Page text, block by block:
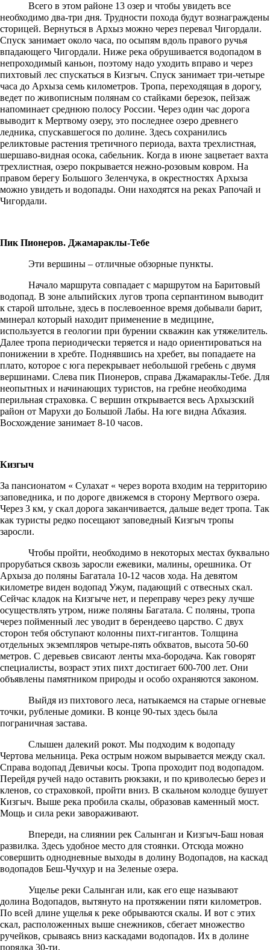
Всего в этом районе 13 озер и чтобы увидеть все
необходимо два-три дня. Трудности похода будут вознаграждены
сторицей. Вернуться в Архыз можно через перевал Чигордали.
Спуск занимает около часа, по осыпям вдоль правого ручья
впадающего Чигордали. Ниже река обрушивается водопадом в
непроходимый каньон, поэтому надо уходить вправо и через
пихтовый лес спускаться в Кизгыч. Спуск занимает три-четыре
часа до Архыза семь километров. Тропа, переходящая в дорогу,
ведет по живописным полянам со стайками березок, пейзаж
напоминает среднюю полосу России. Через один час дорога
выводит к Мертвому озеру, это последнее озеро древнего
ледника, спускавшегося по долине. Здесь сохранились
реликтовые растения третичного периода, вахта трехлистная,
шершаво-видная осока, сабельник. Когда в июне зацветает вахта
трехлистная, озеро покрывается нежно-розовым ковром. На
правом берегу Большого Зеленчука, в окрестностях Архыза
можно увидеть и водопады. Они находятся на реках Рапочай и
Чигордали.
Пик Пионеров. Джамараклы-Тебе
Эти вершины – отличные обзорные пункты.
Начало маршрута совпадает с маршрутом на Баритовый
водопад. В зоне альпийских лугов тропа серпантином выводит
к старой штольне, здесь в послевоенное время добывали барит,
минерал который находит применение в медицине,
используется в геологии при бурении скважин как утяжелитель.
Далее тропа периодически теряется и надо ориентироваться на
понижении в хребте. Поднявшись на хребет, вы попадаете на
плато, которое с юга перекрывает небольшой гребень с двумя
вершинами. Слева пик Пионеров, справа Джамараклы-Тебе. Для
неопытных и начинающих туристов, на гребне необходима
перильная страховка. С вершин открывается весь Архызский
район от Марухи до Большой Лабы. На юге видна Абхазия.
Восхождение занимает 8-10 часов.
Кизгыч
За пансионатом « Сулахат « через ворота входим на территорию
заповедника, и по дороге движемся в сторону Мертвого озера.
Через 3 км, у скал дорога заканчивается, дальше ведет тропа. Так
как туристы редко посещают заповедный Кизгыч тропы
заросли.
Чтобы пройти, необходимо в некоторых местах буквально
прорубаться сквозь заросли ежевики, малины, орешника. От
Архыза до поляны Багатала 10-12 часов хода. На девятом
километре виден водопад Ужум, падающий с отвесных скал.
Сейчас кладок на Кизгыче нет, и переправу через реку лучше
осуществлять утром, ниже поляны Багатала. С поляны, тропа
через пойменный лес уводит в берендеево царство. С двух
сторон тебя обступают колонны пихт-гигантов. Толщина
отдельных экземпляров четыре-пять обхватов, высота 50-60
метров. С деревьев свисают ленты мха-бородача. Как говорят
специалисты, возраст этих пихт достигает 600-700 лет. Они
объявлены памятником природы и особо охраняются законом.
Выйдя из пихтового леса, натыкаемся на старые огневые
точки, рубленые домики. В конце 90-тых здесь была
пограничная застава.
Слышен далекий рокот. Мы подходим к водопаду
Чертова мельница. Река острым ножом вырывается между скал.
Справа водопад Девичьи косы. Тропа проходит под водопадом.
Перейдя ручей надо оставить рюкзаки, и по криволесью берез и
кленов, со страховкой, пройти вниз. В скальном колодце бушует
Кизгыч. Выше река пробила скалы, образовав каменный мост.
Мощь и сила реки завораживают.
Впереди, на слиянии рек Салынган и Кизгыч-Баш новая
развилка. Здесь удобное место для стоянки. Отсюда можно
совершить однодневные выходы в долину Водопадов, на каскад
водопадов Беш-Чучхур и на Зеленые озера.
Ущелье реки Салынган или, как его еще называют
долина Водопадов, вытянуто на протяжении пяти километров.
По всей длине ущелья к реке обрываются скалы. И вот с этих
скал, расположенных выше снежников, сбегает множество
ручейков, срываясь вниз каскадами водопадов. Их в долине
порядка 30-ти.